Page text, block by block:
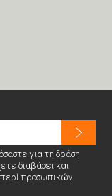
για τη δράση
διαβάσει και
περί προσωπικών